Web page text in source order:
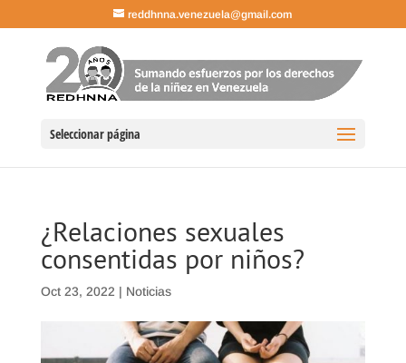
reddhnna.venezuela@gmail.com
Seleccionar página
¿Relaciones sexuales
consentidas por niños?
Oct 23, 2022 | Noticias